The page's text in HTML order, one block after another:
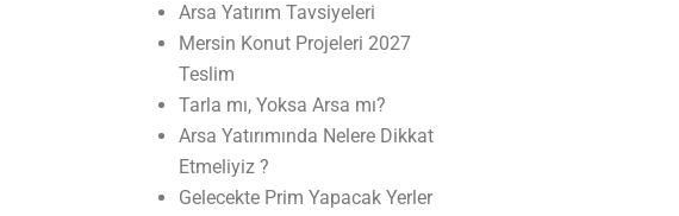
Arsa Yatırım Tavsiyeleri
Mersin Konut Projeleri 2027
Teslim
Tarla mı, Yoksa Arsa mı?
Arsa Yatırımında Nelere Dikkat
Etmeliyiz ?
Gelecekte Prim Yapacak Yerler